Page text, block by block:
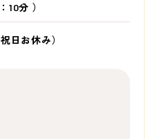
10分 ）
日お休み）